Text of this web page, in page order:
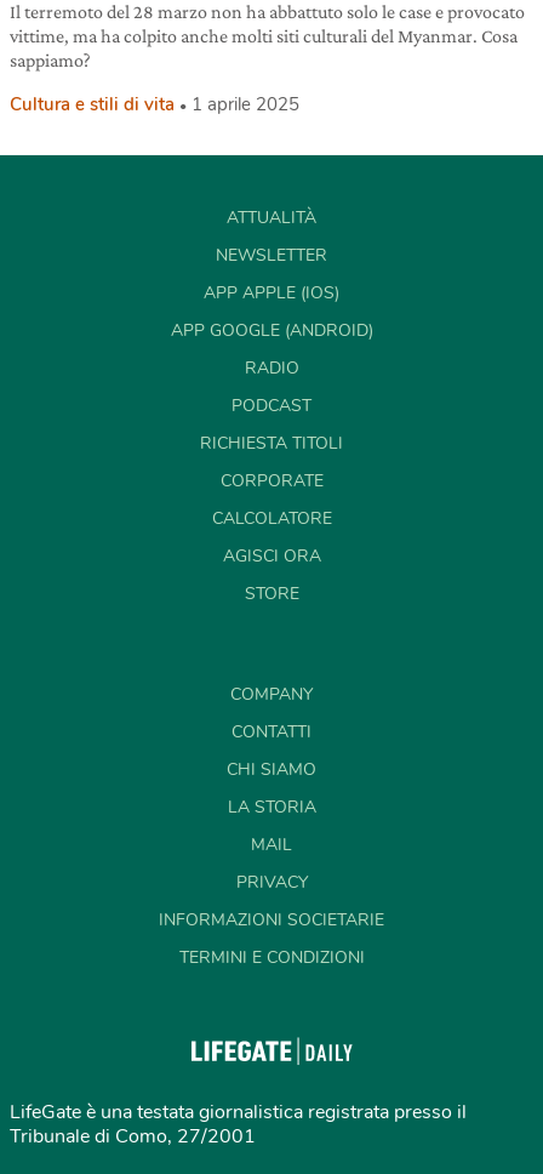
Il terremoto del 28 marzo non ha abbattuto solo le case e provocato
vittime, ma ha colpito anche molti siti culturali del Myanmar. Cosa
sappiamo?
Cultura e stili di vita 1 aprile 2025
ATTUALITÀ
NEWSLETTER
APP APPLE (IOS)
APP GOOGLE (ANDROID)
RADIO
PODCAST
RICHIESTA TITOLI
CORPORATE
CALCOLATORE
AGISCI ORA
STORE
COMPANY
CONTATTI
CHI SIAMO
LA STORIA
MAIL
PRIVACY
INFORMAZIONI SOCIETARIE
TERMINI E CONDIZIONI
LifeGate è una testata giornalistica registrata presso il
Tribunale di Como, 27/2001